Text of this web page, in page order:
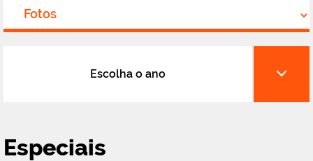
Escolha o ano
Especiais